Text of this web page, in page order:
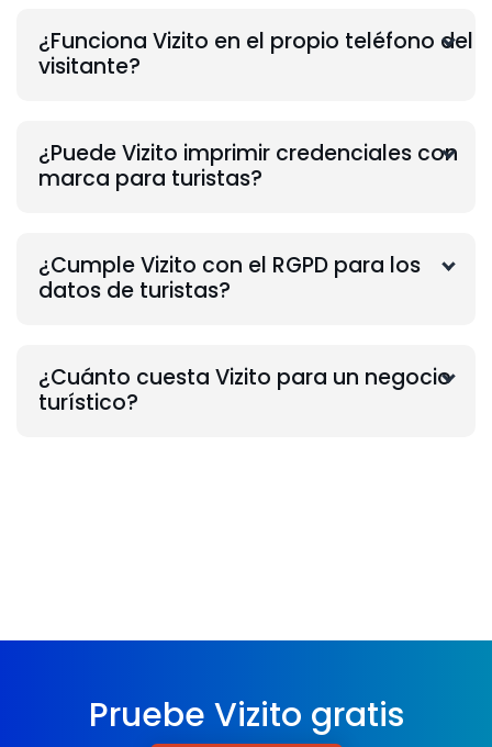
¿Funciona Vizito en el propio teléfono del
visitante?
¿Puede Vizito imprimir credenciales con
marca para turistas?
¿Cumple Vizito con el RGPD para los
datos de turistas?
¿Cuánto cuesta Vizito para un negocio
turístico?
Pruebe Vizito gratis